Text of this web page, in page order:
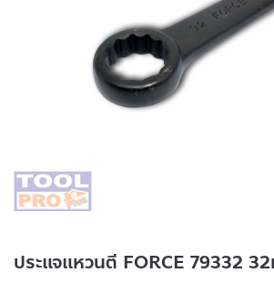
ประแจแหวนตี FORCE 79332